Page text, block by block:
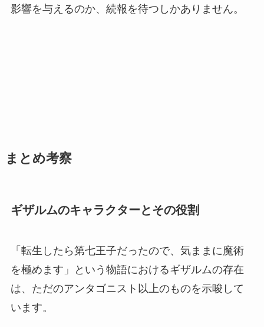
影響を与えるのか、続報を待つしかありません。
まとめ考察
ギザルムのキャラクターとその役割
「転生したら第七王子だったので、気ままに魔術
を極めます」という物語におけるギザルムの存在
は、ただのアンタゴニスト以上のものを示唆して
います。